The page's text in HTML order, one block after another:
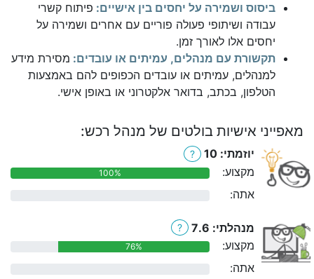
ביסוס ושמירה על יחסים בין אישיים: פיתוח קשרי
עבודה ושיתופי פעולה פוריים עם אחרים ושמירה על
יחסים אלו לאורך זמן.
תקשורת עם מנהלים, עמיתים או עובדים: מסירת מידע
למנהלים, עמיתים או עובדים הכפופים להם באמצעות
הטלפון, בכתב, בדואר אלקטרוני או באופן אישי.
מאפייני אישיות בולטים של מנהל רכש:
יוזמתי: 10 ?
מקצוע: 100%
אתה:
מנהלתי: 7.6 ?
מקצוע: 76%
אתה: